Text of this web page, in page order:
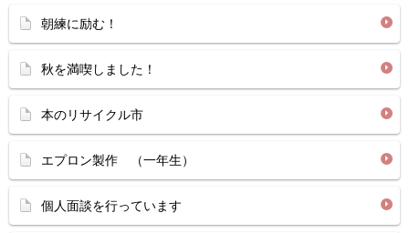
朝練に励む！
秋を満喫しました！
本のリサイクル市
エプロン製作 （一年生）
個人面談を行っています